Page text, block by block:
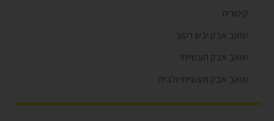
קיטורית
שואב אבק יבש רטוב
שואב אבק תעשייתי
שואב אבק תעשייתי ולבית